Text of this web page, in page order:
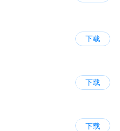
下载
下载
下载